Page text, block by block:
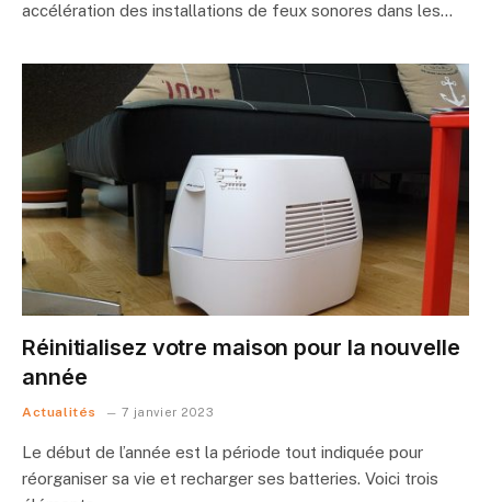
accélération des installations de feux sonores dans les…
Réinitialisez votre maison pour la nouvelle
année
Actualités 7 janvier 2023
Le début de l’année est la période tout indiquée pour
réorganiser sa vie et recharger ses batteries. Voici trois